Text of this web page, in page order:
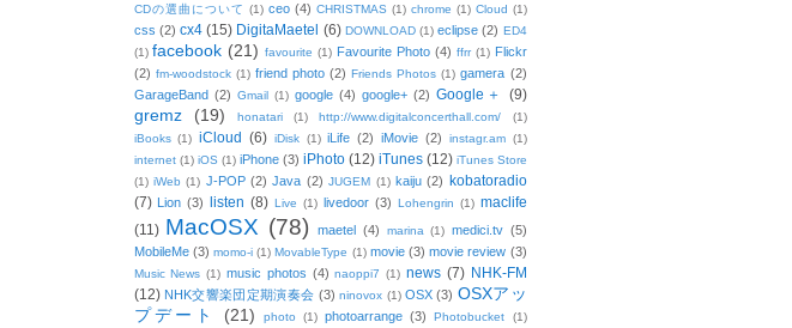
CDの選曲について (1) ceo (4) CHRISTMAS (1) chrome (1) Cloud (1)
css (2) cx4 (15) DigitaMaetel (6) DOWNLOAD (1) eclipse (2) ED4
(1) facebook (21) favourite (1) Favourite Photo (4) ffrr (1) Flickr
(2) fm-woodstock (1) friend photo (2) Friends Photos (1) gamera (2)
GarageBand (2) Gmail (1) google (4) google+ (2) Google＋ (9)
gremz (19) honatari (1) http://www.digitalconcerthall.com/
(1)
iBooks (1) iCloud (6) iDisk (1) iLife (2) iMovie (2) instagr.am (1)
internet (1) iOS (1) iPhone (3) iPhoto (12) iTunes (12) iTunes Store
(1) iWeb (1) J-POP (2) Java (2) JUGEM (1) kaiju (2)
kobatoradio
(7) Lion (3) listen (8) Live (1) livedoor (3) Lohengrin (1) maclife
(11) MacOSX (78) maetel (4) marina (1) medici.tv (5)
MobileMe (3) momo-i (1) MovableType (1) movie (3) movie review (3)
Music News (1) music photos (4) naoppi7 (1) news (7) NHK-FM
(12) NHK交響楽団定期演奏会 (3) ninovox (1) OSX (3) OSXアッ
プデート
(21) photo (1) photoarrange (3) Photobucket
(1)